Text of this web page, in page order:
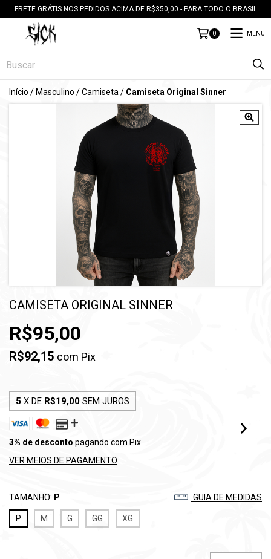
FRETE GRÁTIS NOS PEDIDOS ACIMA DE R$350,00 - PARA TODO O BRASIL
0 MENU
Início / Masculino /Camiseta / Camiseta Original Sinner
CAMISETA ORIGINAL SINNER
R$95,00
R$92,15 com Pix
5 X DE R$19,00 SEM JUROS
3% de desconto pagando com Pix
VER MEIOS DE PAGAMENTO
TAMANHO: P GUIA DE MEDIDAS
P M G GG XG